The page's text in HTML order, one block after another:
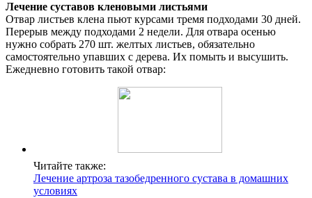
Лечение суставов кленовыми листьями
Отвар листьев клена пьют курсами тремя подходами 30 дней.
Перерыв между подходами 2 недели. Для отвара осенью
нужно собрать 270 шт. желтых листьев, обязательно
самостоятельно упавших с дерева. Их помыть и высушить.
Ежедневно готовить такой отвар:
Читайте также:
Лечение артроза тазобедренного сустава в домашних
условиях